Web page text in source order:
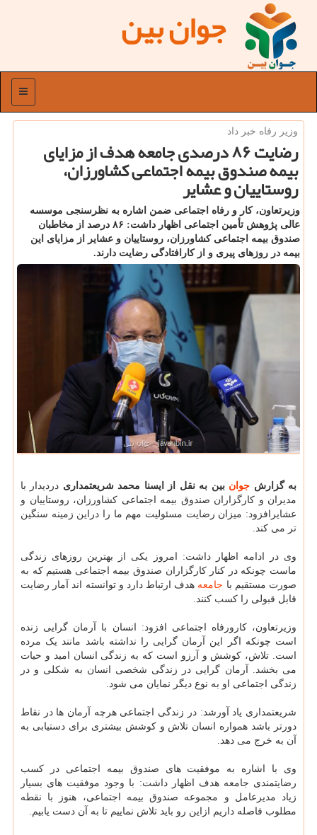
جوان بین
منو
وزیر رفاه خبر داد
رضایت ۸۶ درصدی جامعه هدف از مزایای
بیمه صندوق بیمه اجتماعی كشاورزان،
روستاییان و عشایر
وزیرتعاون، کار و رفاه اجتماعی ضمن اشاره به نظرسنجی موسسه
عالی پژوهش تأمین اجتماعی اظهار داشت: ۸۶ درصد از مخاطبان
صندوق بیمه اجتماعی کشاورزان، روستاییان و عشایر از مزایای این
بیمه در روزهای پیری و از کارافتادگی رضایت دارند.
به گزارش جوان بین به نقل از ایسنا محمد شریعتمداری دردیدار با
مدیران و کارگزاران صندوق بیمه اجتماعی کشاورزان، روستاییان و
عشایرافزود: میزان رضایت مسئولیت مهم ما را دراین زمینه سنگین
تر می کند.
وی در ادامه اظهار داشت: امروز یکی از بهترین روزهای زندگی
ماست چونکه در کنار کارگزاران صندوق بیمه اجتماعی هستیم که به
صورت مستقیم با جامعه هدف ارتباط دارد و توانسته اند آمار رضایت
قابل قبولی را کسب کنند.
وزیرتعاون، کارورفاه اجتماعی افزود: انسان با آرمان گرایی زنده
است چونکه اگر این آرمان گرایی را نداشته باشد مانند یک مرده
است. تلاش، کوشش و آرزو است که به زندگی انسان امید و حیات
می بخشد. آرمان گرایی در زندگی شخصی انسان به شکلی و در
زندگی اجتماعی او به نوع دیگر نمایان می شود.
شریعتمداری یاد آورشد: در زندگی اجتماعی هرچه آرمان ها در نقاط
دورتر باشد همواره انسان تلاش و کوشش بیشتری برای دستیابی به
آن به خرج می دهد.
وی با اشاره به موفقیت های صندوق بیمه اجتماعی در کسب
رضایتمندی جامعه هدف اظهار داشت: با وجود موفقیت های بسیار
زیاد مدیرعامل و مجموعه صندوق بیمه اجتماعی، هنوز با نقطه
مطلوب فاصله داریم ازاین رو باید تلاش نماییم تا به آن دست یابیم.